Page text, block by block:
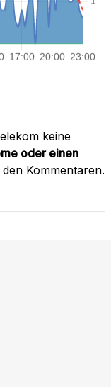
keine
oder einen
Kommentaren.